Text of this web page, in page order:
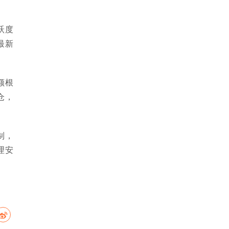
度
新
根
安